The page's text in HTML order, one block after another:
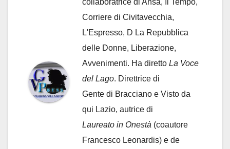
collaboratrice di Ansa, Il Tempo,
Corriere di Civitavecchia,
L'Espresso, D La Repubblica
delle Donne, Liberazione,
Avvenimenti. Ha diretto La Voce
del Lago. Direttrice di
Gente di Bracciano e Visto da
qui Lazio, autrice di
Laureato in Onestà (coautore
Francesco Leonardis) e de